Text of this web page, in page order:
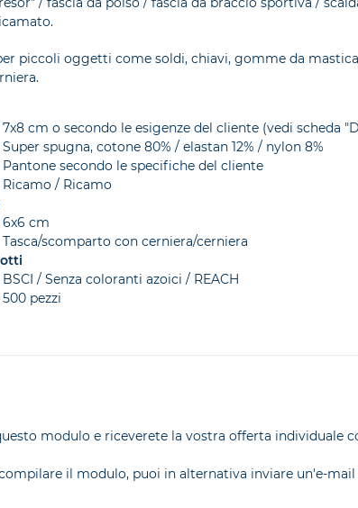
piccoli oggetti come soldi, chiavi, gomme da
7x8 cm o secondo le esigenze del cliente (vedi scheda
Super spugna, cotone 80% / elastan 12% / nylon 8%
Pantone secondo le specifiche del cliente
Ricamo / Ricamo
6x6 cm
Tasca/scomparto con cerniera/cerniera
BSCI / Senza coloranti azoici / REACH
500 pezzi
modulo e riceverete la vostra offerta individuale
il modulo, puoi in alternativa inviare un'e-mail